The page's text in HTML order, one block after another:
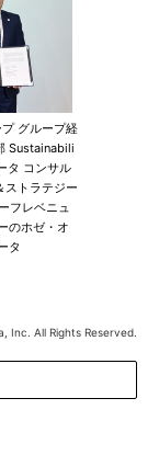
グループ経
Sustainabili
タ コンサル
ストラテジー
フレベニュ
のホゼ・オ
タ
Inc. All Rights Reserved.